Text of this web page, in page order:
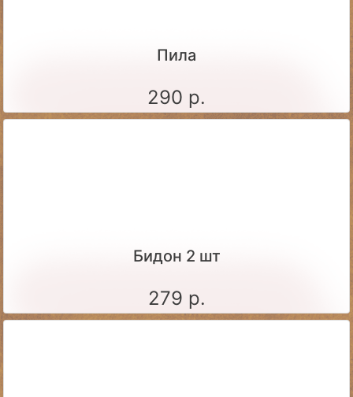
Пила
290 р.
Бидон 2 шт
279 р.